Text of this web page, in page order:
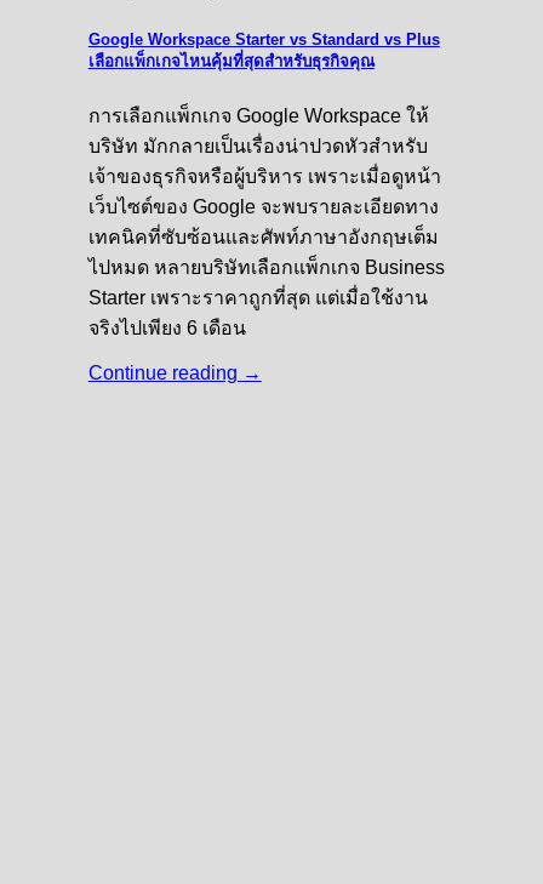
Google Workspace Starter vs Standard vs Plus
เลือกแพ็กเกจไหนคุ้มที่สุดสำหรับธุรกิจคุณ
การเลือกแพ็กเกจ Google Workspace ให้
บริษัท มักกลายเป็นเรื่องน่าปวดหัวสำหรับ
เจ้าของธุรกิจหรือผู้บริหาร เพราะเมื่อดูหน้า
เว็บไซต์ของ Google จะพบรายละเอียดทาง
เทคนิคที่ซับซ้อนและศัพท์ภาษาอังกฤษเต็ม
ไปหมด หลายบริษัทเลือกแพ็กเกจ Business
Starter เพราะราคาถูกที่สุด แต่เมื่อใช้งาน
จริงไปเพียง 6 เดือน
Continue reading →